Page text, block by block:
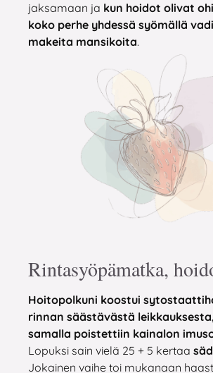
jaksamaan ja kun hoidot olivat
koko perhe yhdessä syömällä
makeita mansikoita.
Rintasyöpämatka,
Hoitopolkuni koostui
rinnan säästävästä
samalla poistettiin kainalon
Lopuksi sain vielä 25 + 5 kertaa
Jokainen vaihe toi mukanaan